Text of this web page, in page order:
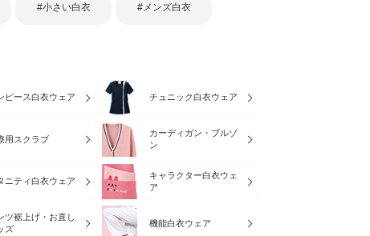
#小さい白衣 #メンズ白衣
ピース白衣ウェア チュニック白衣ウェア
用スクラブ
カーディガン・ブルゾ
ン
ニティ白衣ウェア
キャラクター白衣ウェ
ア
ツ裾上げ・お直し
ズ
機能白衣ウェア